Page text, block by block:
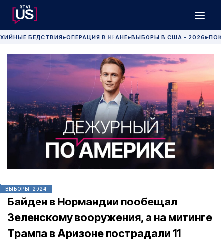
БЕДСТВИЯ▶ОПЕРАЦИЯ В ИРАНЕ▶ВЫБОРЫ В США - 2026 ▶
ВЫБОРЫ-2024
Байден в Нормандии пообещал
Зеленскому вооружения, а на митинге
Трампа в Аризоне пострадали 11